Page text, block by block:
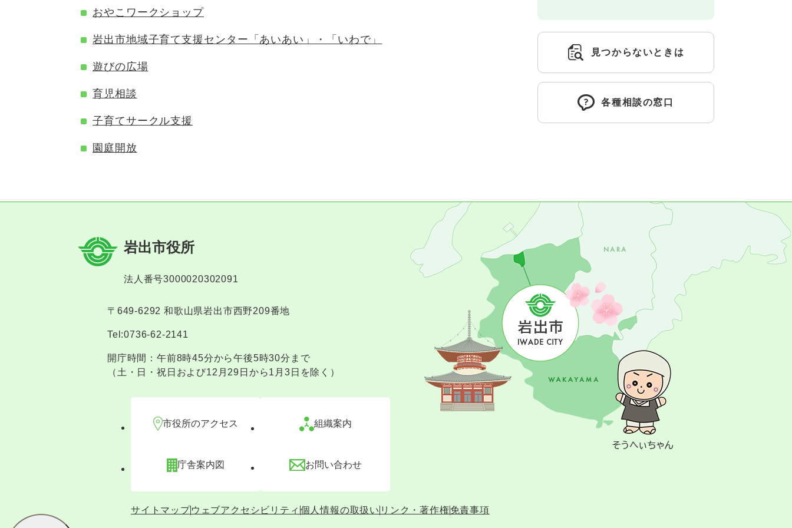
おやこワークショップ
岩出市地域子育て支援センター「あいあい」・「いわで」
遊びの広場
育児相談
子育てサークル支援
園庭開放
見つからないときは
各種相談の窓口
岩出市役所
法人番号3000020302091
〒649-6292 和歌山県岩出市西野209番地
Tel:0736-62-2141
開庁時間：午前8時45分から午後5時30分まで
（土・日・祝日および12月29日から1月3日を除く）
市役所のアクセス 組織案内
庁舎案内図 お問い合わせ
サイトマップウェブアクセシビリティ 個人情報の取扱い リンク・著作権免責事項